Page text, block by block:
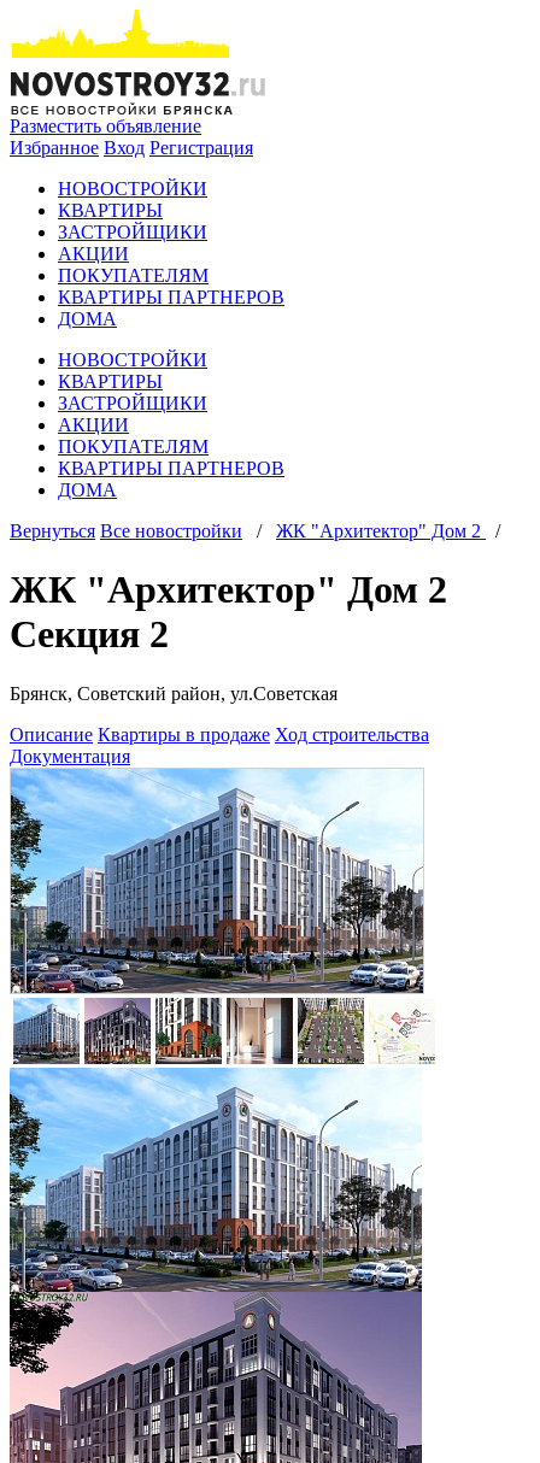
Разместить объявление
Избранное Вход Регистрация
НОВОСТРОЙКИ
КВАРТИРЫ
ЗАСТРОЙЩИКИ
АКЦИИ
ПОКУПАТЕЛЯМ
КВАРТИРЫ ПАРТНЕРОВ
ДОМА
НОВОСТРОЙКИ
КВАРТИРЫ
ЗАСТРОЙЩИКИ
АКЦИИ
ПОКУПАТЕЛЯМ
КВАРТИРЫ ПАРТНЕРОВ
ДОМА
Вернуться Все новостройки / ЖК "Архитектор" Дом 2 /
ЖК "Архитектор" Дом 2
Секция 2
Брянск, Советский район, ул.Советская
Описание Квартиры в продаже Ход строительства
Документация